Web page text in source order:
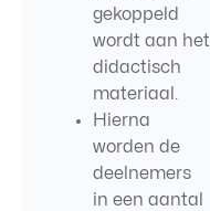
gekoppeld
wordt aan het
didactisch
materiaal.
Hierna
worden de
deelnemers
in een aantal